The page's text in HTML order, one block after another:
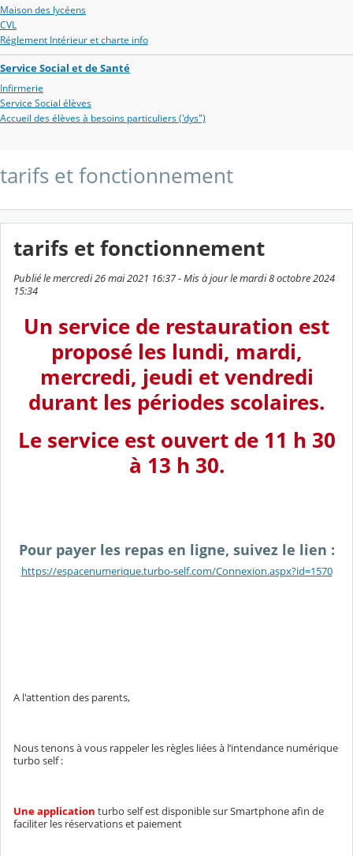
Maison des lycéens
CVL
Réglement Intérieur et charte info
Service Social et de Santé
Infirmerie
Service Social élèves
Accueil des élèves à besoins particuliers ('dys")
tarifs et fonctionnement
tarifs et fonctionnement
Publié le mercredi 26 mai 2021 16:37 - Mis à jour le mardi 8 octobre 2024
15:34
Un service de restauration est
proposé les lundi, mardi,
mercredi, jeudi et vendredi
durant les périodes scolaires.
Le service est ouvert de 11 h 30
à 13 h 30.
Pour payer les repas en ligne, suivez le lien :
https://espacenumerique.turbo-self.com/Connexion.aspx?id=1570
A l'attention des parents,
Nous tenons à vous rappeler les règles liées à l’intendance numérique
turbo self :
Une application turbo self est disponible sur Smartphone afin de
faciliter les réservations et paiement